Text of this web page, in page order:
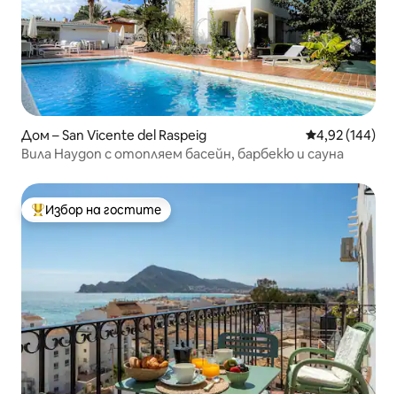
Дом – San Vicente del Raspeig Средна
4,92 (144)
Вила Haygon с отопляем басейн, барбекю и сауна
Най-популярен избор на гостите
Избор на гостите